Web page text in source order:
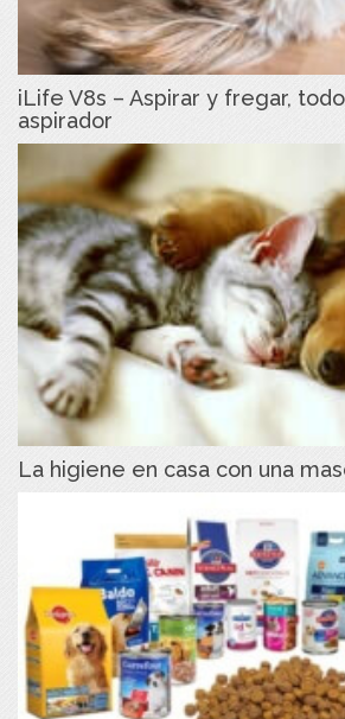
iLife V8s – Aspirar y fregar,
aspirador
La higiene en casa con una